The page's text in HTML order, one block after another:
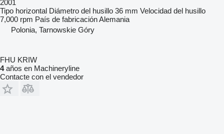
2001
Tipo horizontal Diámetro del husillo 36 mm Velocidad del husillo
7,000 rpm País de fabricaciónAlemania
Polonia, Tarnowskie Góry
FHU KRIW
4años en Machineryline
Contacte con el vendedor